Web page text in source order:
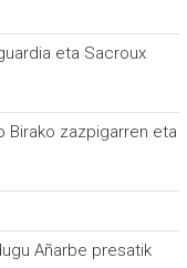
eta Sacroux
Birako zazpigarren eta
Añarbe presatik